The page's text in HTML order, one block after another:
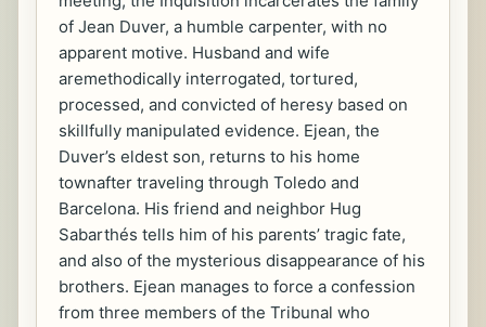
of Jean Duver, a humble carpenter, with no
apparent motive. Husband and wife
aremethodically interrogated, tortured,
processed, and convicted of heresy based on
skillfully manipulated evidence. Ejean, the
Duver’s eldest son, returns to his home
townafter traveling through Toledo and
Barcelona. His friend and neighbor Hug
Sabarthés tells him of his parents’ tragic fate,
and also of the mysterious disappearance of his
brothers. Ejean manages to force a confession
from three members of the Tribunal who